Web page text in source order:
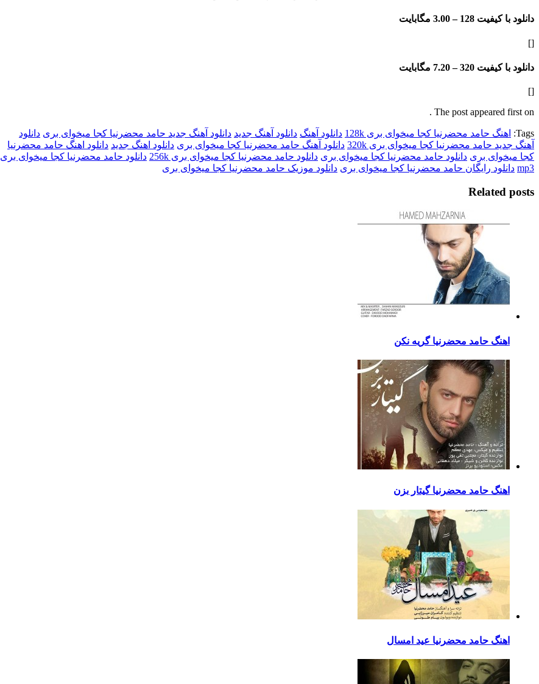
دانلود با کیفیت 128 – 3.00 مگابایت
[]
دانلود با کیفیت 320 – 7.20 مگابایت
[]
The post appeared first on .
Tags: اهنگ حامد محضرنیا کجا میخوای بری 128k دانلود آهنگ دانلود آهنگ جدید دانلود آهنگ جدید حامد محضرنیا کجا میخوای بری دانلود
آهنگ جدید حامد محضرنیا کجا میخوای بری 320k
دانلود آهنگ حامد محضرنیا کجا میخوای بری دانلود اهنگ جدید دانلود اهنگ حامد محضرنیا
کجا میخوای بری دانلود حامد محضرنیا کجا میخوای بری دانلود حامد محضرنیا کجا میخوای بری 256k
دانلود حامد محضرنیا کجا میخوای بری
mp3 دانلود رایگان حامد محضرنیا کجا میخوای بری دانلود موزیک حامد محضرنیا کجا میخوای بری
Related posts
اهنگ حامد محضرنیا گریه نکن
اهنگ حامد محضرنیا گیتار بزن
اهنگ حامد محضرنیا عید امسال